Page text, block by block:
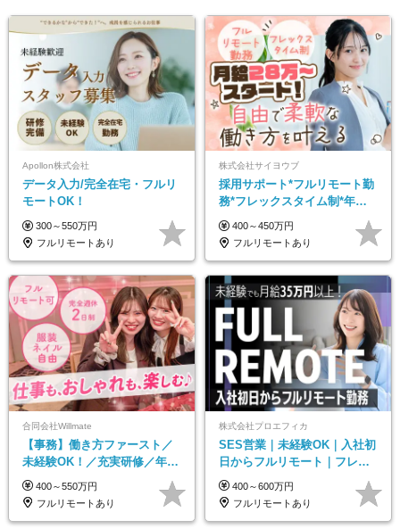
Apollon株式会社
データ入力/完全在宅・フルリ
モートOK！
300～550万円
フルリモートあり
株式会社サイヨウブ
採用サポート*フルリモート勤
務*フレックスタイム制*年休
120日*土日祝休み*残業ほぼな
し*育児中社員8割以上
400～450万円
フルリモートあり
合同会社Willmate
【事務】働き方ファースト／
未経験OK！／充実研修／年休
127日～／残業なし／平均20代
／リモートOK
400～550万円
フルリモートあり
株式会社プロエフィカ
SES営業｜未経験OK｜入社初
日からフルリモート｜フレッ
クス可｜残業月平均10h以下｜
事業立ち上げメンバー
400～600万円
フルリモートあり